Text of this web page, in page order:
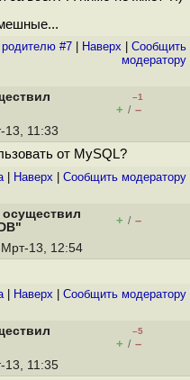
родителю #7 Наверх
Cообщить
модератору
–1
+ / –
13, 11:33
от MySQL?
| Наверх Cообщить модератору
+ / –
13, 12:54
| Наверх Cообщить модератору
–5
+ / –
13, 11:35